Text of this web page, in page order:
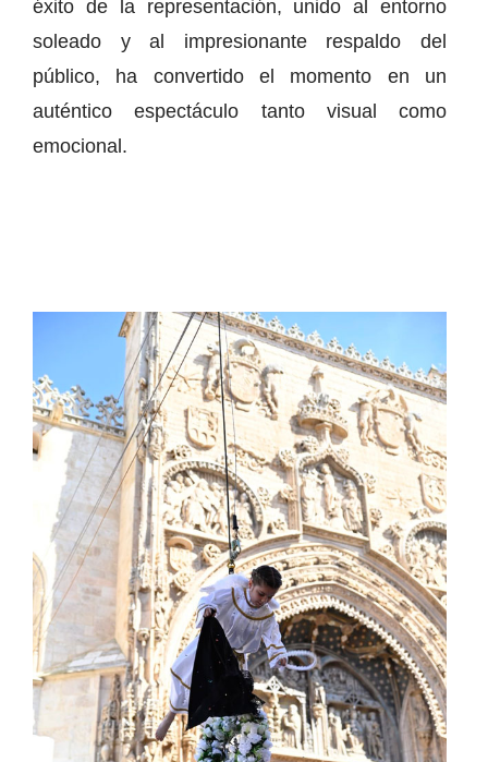
éxito de la representación, unido al entorno
soleado y al impresionante respaldo del
público, ha convertido el momento en un
auténtico espectáculo tanto visual como
emocional.